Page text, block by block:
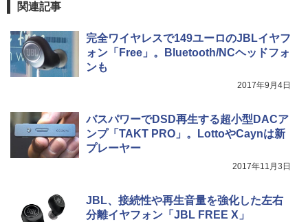
関連記事
完全ワイヤレスで149ユーロのJBLイヤフ
ォン「Free」。Bluetooth/NCヘッドフォ
ンも
2017年9月4日
バスパワーでDSD再生する超小型DACア
ンプ「TAKT PRO」。LottoやCaynは新
プレーヤー
2017年11月3日
JBL、接続性や再生音量を強化した左右
分離イヤフォン「JBL FREE X」